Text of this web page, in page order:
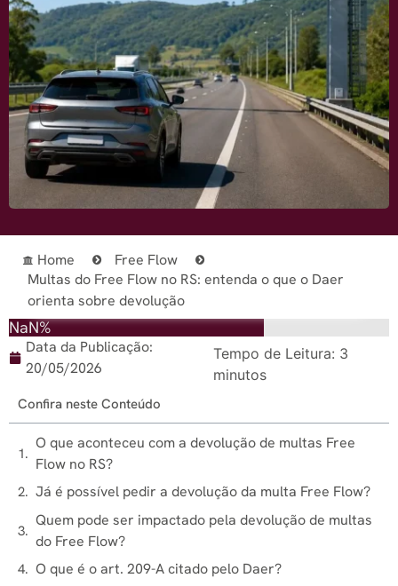
Home
Free Flow
Multas do Free Flow no RS: entenda o que o Daer
orienta sobre devolução
NaN%
Data da Publicação:
20/05/2026
Tempo de Leitura: 3
minutos
Confira neste Conteúdo
O que aconteceu com a devolução de multas Free
Flow no RS?
Já é possível pedir a devolução da multa Free Flow?
Quem pode ser impactado pela devolução de multas
do Free Flow?
O que é o art. 209-A citado pelo Daer?